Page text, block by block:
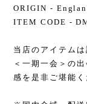
ORIGIN -
ITEM CODE -
当店のアイテム
＜一期一会＞の
感を是非ご堪能く